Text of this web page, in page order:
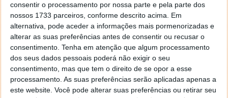
consentir o processamento por nossa parte e pela parte dos
nossos 1733 parceiros, conforme descrito acima. Em
alternativa, pode aceder a informações mais pormenorizadas e
alterar as suas preferências antes de consentir ou recusar o
consentimento. Tenha em atenção que algum processamento
dos seus dados pessoais poderá não exigir o seu
consentimento, mas que tem o direito de se opor a esse
processamento. As suas preferências serão aplicadas apenas a
este website. Você pode alterar suas preferências ou retirar seu
Apesar da saída da Cruise das estradas, é possível
que a Califórnia decida a favor do seu regresso,
assim que a fabricante asseverar que os seus veículos
são seguros para circular de forma autónoma,
lidando, de forma correta, com os outros carros e
com os peões.